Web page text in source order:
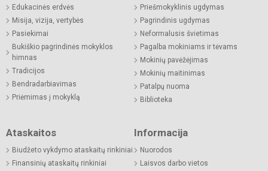
Edukacinės erdvės
Misija, vizija, vertybės
Pasiekimai
Bukiškio pagrindinės mokyklos
himnas
Tradicijos
Bendradarbiavimas
Priėmimas į mokyklą
Priešmokyklinis ugdymas
Pagrindinis ugdymas
Neformalusis švietimas
Pagalba mokiniams ir tėvams
Mokinių pavėžėjimas
Mokinių maitinimas
Patalpų nuoma
Biblioteka
Ataskaitos
Biudžeto vykdymo ataskaitų rinkiniai
Finansinių ataskaitų rinkiniai
Informacija
Nuorodos
Laisvos darbo vietos